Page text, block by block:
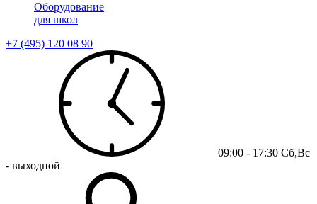
Оборудование
для школ
+7 (495) 120 08 90
09:00 - 17:30 Сб,Вс
- выходной